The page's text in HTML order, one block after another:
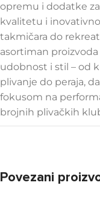
opremu i dodatke
kvalitetu i
takmičara do
asortiman
udobnost i stil – od
plivanje do peraja,
fokusom na
brojnih plivačkih
Povezani